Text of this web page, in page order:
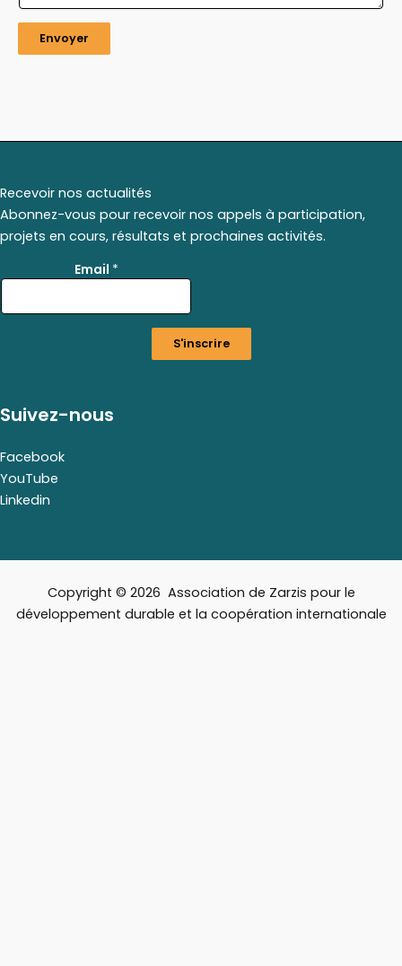
Envoyer
Recevoir nos actualités
Abonnez-vous pour recevoir nos appels à participation,
projets en cours, résultats et prochaines activités.
a
i
l
Email *
S'inscrire
Suivez-nous
Facebook
YouTube
Linkedin
Copyright © 2026 Association de Zarzis pour le
développement durable et la coopération internationale